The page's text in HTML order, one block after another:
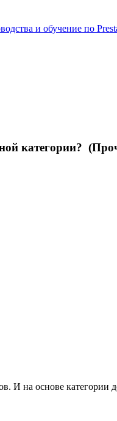
и обучение по
категории?
И на основе